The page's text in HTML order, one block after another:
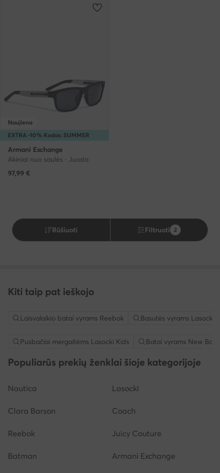
EXTRA -10% Kodas: SUMMER
Naujiena
Armani Exchange
Akiniai nuo saulės · Juoda
97,99 €
Rūšiuoti Filtruoti 2
Kiti taip pat ieškojo
Laisvalaikio batai vyrams Reebok Basutės vyrams Lasocki
Pusbačiai mergaitėms Lasocki Kids Batai vyrams New
Populiarūs prekių ženklai šioje kategorijoje
Nautica Lasocki
Clara Barson Coach
Reebok Juicy Couture
Batman Armani Exchange